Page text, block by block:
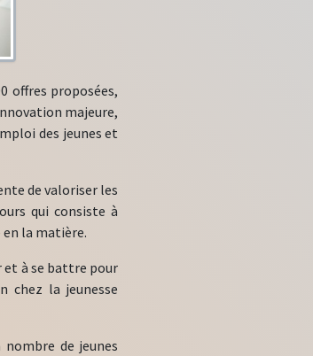
offres proposées,
majeure,
des jeunes et
de valoriser les
qui consiste à
la matière.
et à se battre pour
chez la jeunesse
de jeunes